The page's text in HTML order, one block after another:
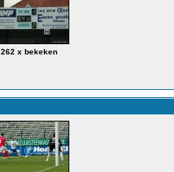
262 x bekeken